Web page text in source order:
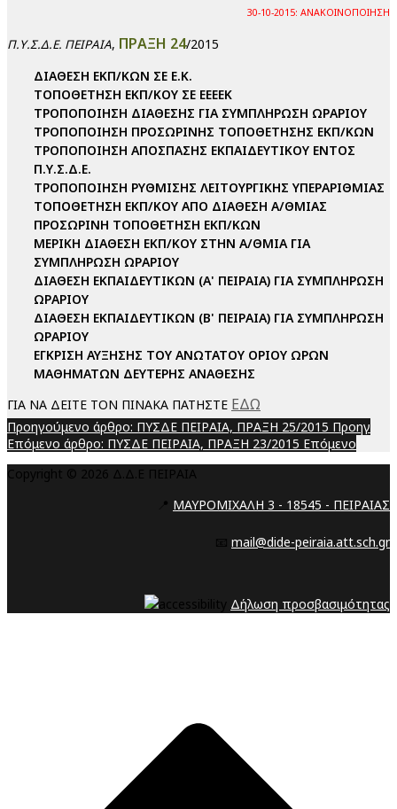
30-10-2015: ΑΝΑΚΟΙΝΟΠΟΙΗΣΗ
Π.Υ.Σ.Δ.Ε. ΠΕΙΡΑΙΑ, ΠΡΑΞΗ 24/2015
ΔΙΑΘΕΣΗ ΕΚΠ/ΚΩΝ ΣΕ Ε.Κ.
ΤΟΠΟΘΕΤΗΣΗ ΕΚΠ/ΚΟΥ ΣΕ ΕΕΕΕΚ
ΤΡΟΠΟΠΟΙΗΣΗ ΔΙΑΘΕΣΗΣ ΓΙΑ ΣΥΜΠΛΗΡΩΣΗ ΩΡΑΡΙΟΥ
ΤΡΟΠΟΠΟΙΗΣΗ ΠΡΟΣΩΡΙΝΗΣ ΤΟΠΟΘΕΤΗΣΗΣ ΕΚΠ/ΚΩΝ
ΤΡΟΠΟΠΟΙΗΣΗ ΑΠΟΣΠΑΣΗΣ ΕΚΠΑΙΔΕΥΤΙΚΟΥ ΕΝΤΟΣ
Π.Υ.Σ.Δ.Ε.
ΤΡΟΠΟΠΟΙΗΣΗ ΡΥΘΜΙΣΗΣ ΛΕΙΤΟΥΡΓΙΚΗΣ ΥΠΕΡΑΡΙΘΜΙΑΣ
ΤΟΠΟΘΕΤΗΣΗ ΕΚΠ/ΚΟΥ ΑΠΟ ΔΙΑΘΕΣΗ Α/ΘΜΙΑΣ
ΠΡΟΣΩΡΙΝΗ ΤΟΠΟΘΕΤΗΣΗ ΕΚΠ/ΚΩΝ
ΜΕΡΙΚΗ ΔΙΑΘΕΣΗ ΕΚΠ/ΚΟΥ ΣΤΗΝ Α/ΘΜΙΑ ΓΙΑ
ΣΥΜΠΛΗΡΩΣΗ ΩΡΑΡΙΟΥ
ΔΙΑΘΕΣΗ ΕΚΠΑΙΔΕΥΤΙΚΩΝ (Α' ΠΕΙΡΑΙΑ) ΓΙΑ ΣΥΜΠΛΗΡΩΣΗ
ΩΡΑΡΙΟΥ
ΔΙΑΘΕΣΗ ΕΚΠΑΙΔΕΥΤΙΚΩΝ (Β' ΠΕΙΡΑΙΑ) ΓΙΑ ΣΥΜΠΛΗΡΩΣΗ
ΩΡΑΡΙΟΥ
ΕΓΚΡΙΣΗ ΑΥΞΗΣΗΣ ΤΟΥ ΑΝΩΤΑΤΟΥ ΟΡΙΟΥ ΩΡΩΝ
ΜΑΘΗΜΑΤΩΝ ΔΕΥΤΕΡΗΣ ΑΝΑΘΕΣΗΣ
ΓΙΑ ΝΑ ΔΕΙΤΕ ΤΟΝ ΠΙΝΑΚΑ ΠΑΤΗΣΤΕ ΕΔΩ
Προηγούμενο άρθρο: ΠΥΣΔΕ ΠΕΙΡΑΙΑ, ΠΡΑΞΗ 25/2015 Προηγ
Επόμενο άρθρο: ΠΥΣΔΕ ΠΕΙΡΑΙΑ, ΠΡΑΞΗ 23/2015 Επόμενο
Copyright © 2026 Δ.Δ.Ε ΠΕΙΡΑΙΑ
📍 ΜΑΥΡΟΜΙΧΑΛΗ 3 - 18545 - ΠΕΙΡΑΙΑΣ
📧 mail@dide-peiraia.att.sch.gr
Δήλωση προσβασιμότητας